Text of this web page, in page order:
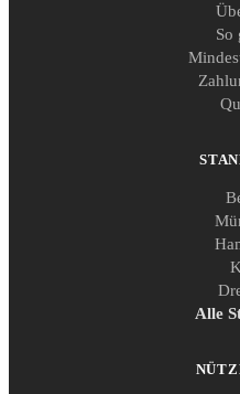
So
Alle